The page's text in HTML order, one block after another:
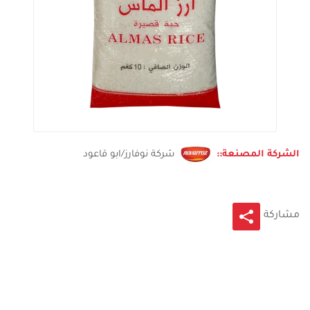
الشركة المصنعة:: شركة نوفارز/ابو قاعود
مشاركة